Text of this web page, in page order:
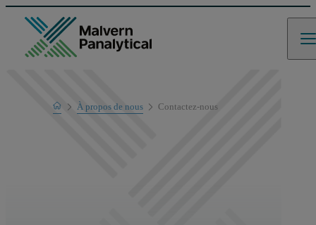
HomeÀ propos de nous Contactez-nous